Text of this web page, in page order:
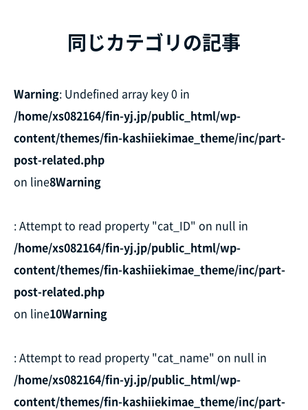
同じカテゴリの記事
Warning: Undefined array key 0 in
/home/xs082164/fin-yj.jp/public_html/wp-
content/themes/fin-kashiiekimae_theme/inc/part-
post-related.php
on line8Warning
: Attempt to read property "cat_ID" on null in
/home/xs082164/fin-yj.jp/public_html/wp-
content/themes/fin-kashiiekimae_theme/inc/part-
post-related.php
on line10Warning
: Attempt to read property "cat_name" on null in
/home/xs082164/fin-yj.jp/public_html/wp-
content/themes/fin-kashiiekimae_theme/inc/part-